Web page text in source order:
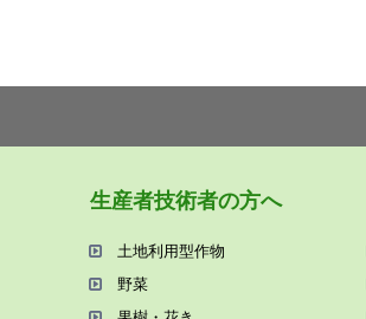
⽣産者技術者の⽅へ
⼟地利⽤型作物
野菜